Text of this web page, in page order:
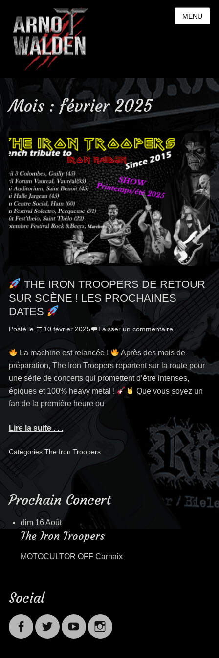
MENU
Mois : février 2025
THE IRON TROOPERS DE RETOUR
SUR SCÈNE ! LES PROCHAINES
DATES
Posté le 10 février 2025 Laisser un commentaire
La machine est relancée !
Après des mois de
préparation, The Iron Troopers repartent sur la route pour
une série de concerts qui promettent d’être intenses,
épiques et 100% heavy metal !
Que vous soyez un
fan de la première heure ou
Lire la suite . . .
Catégories The Iron Troopers
Prochain Concert
dim 16 Août
The Iron Troopers
MOTOCULTOR OFF Carhaix
Social